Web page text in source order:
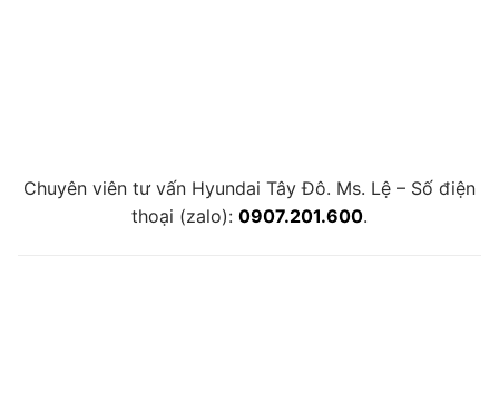
Chuyên viên tư vấn Hyundai Tây Đô. Ms. Lệ – Số điện
thoại (zalo): 0907.201.600.